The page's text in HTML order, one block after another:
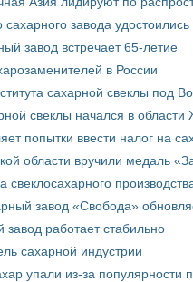
сахарного завода удостоились
завод встречает 65-летие
в России
сахарной свеклы под
свеклы начался в области
попытки ввести налог на
области вручили медаль
завод «Свобода»
завод работает стабильно
сахарной индустрии
упали из-за популярности